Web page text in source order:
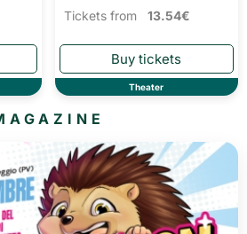
Tickets from 13.54€
Theater